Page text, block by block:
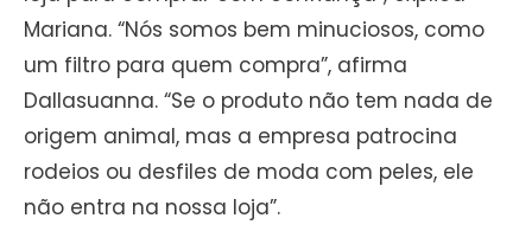
Mariana. “Nós somos bem minuciosos, como
um filtro para quem compra”, afirma
Dallasuanna. “Se o produto não tem nada de
origem animal, mas a empresa patrocina
rodeios ou desfiles de moda com peles, ele
não entra na nossa loja”.